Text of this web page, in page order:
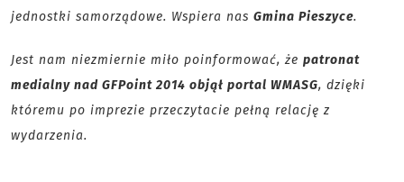
jednostki samorządowe. Wspiera nas Gmina Pieszyce.
Jest nam niezmiernie miło poinformować, że patronat
medialny nad GFPoint 2014 objął portal WMASG, dzięki
któremu po imprezie przeczytacie pełną relację z
wydarzenia.